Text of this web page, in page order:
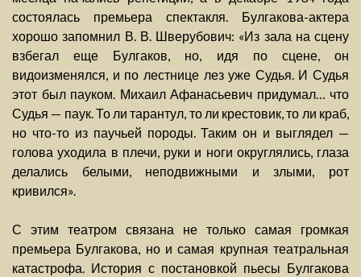
состоялась премьера спектакля. Булгакова-актера
хорошо запомнил В. В. Шверубович: «Из зала на сцену
взбегал еще Булгаков, но, идя по сцене, он
видоизменялся, и по лестнице лез уже Судья. И Судья
этот был пауком. Михаил Афанасьевич придумал… что
Судья — паук. То ли тарантул, то ли крестовик, то ли краб,
но что-то из паучьей породы. Таким он и выглядел —
голова уходила в плечи, руки и ноги округлялись, глаза
делались белыми, неподвижными и злыми, рот
кривился».
С этим театром связана не только самая громкая
премьера Булгакова, но и самая крупная театральная
катастрофа. История с постановкой пьесы Булгакова